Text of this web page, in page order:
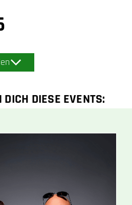
DICH DIESE EVENTS: